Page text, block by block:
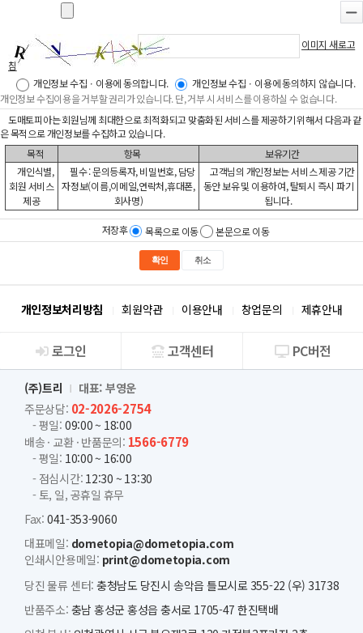
이미지 새로고
침
개인정보 수집ㆍ이용에 동의합니다.
개인정보 수집ㆍ이용에 동의하지 않습니다.
개인정보 수집이용을 거부할 권리가 있습니다. 단, 거부 시 서비스를 이용하실 수 없습니다.
도매토피아는 회원님께 최대한으로 최적화되고 맞춤화된 서비스를 제공하기 위해서 다음과 같
은 목적으로 개인정보를 수집하고 있습니다.
목적
항목
보유기간
개인식별,
회원 서비스
제공
필수 : 문의등록자, 비밀번호, 담당
자정보(이름,이메일,연락처,휴대폰,
회사명)
고객님의 개인정보는 서비스 제공 기간
동안 보유 및 이용하여, 탈퇴시 즉시 파기
됩니다.
저장후 목록으로 이동 본문으로 이동
확인 취소
개인정보처리방침 회원약관 이용안내 창업문의 제휴안내
회사소개
로그인 고객센터 PC버전
(주)트리
대표: 부영운
주문상담: 02-2026-2754
- 평일: 09:00 ~ 18:00
배송 · 교환 · 반품문의: 1566-6779
- 평일: 10:00 ~ 16:00
- 점심시간: 12:30 ~ 13:30
- 토, 일, 공휴일 휴무
Fax: 041-353-9060
대표메일: dometopia@dometopia.com
인쇄시안용메일: print@dometopia.com
당진 물류 센터: 충청남도 당진시 송악읍 틀모시로 355-22 (우) 31738
반품주소: 충남 홍성군 홍성읍 충서로 1705-47 한진택배